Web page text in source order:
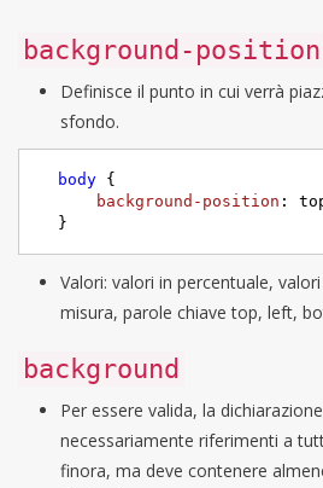
background-position
Definisce il punto in cui verrà
sfondo.
body {
background-position :
}
Valori: valori in percentuale,
misura, parole chiave top, left,
background
Per essere valida, la
necessariamente riferimenti a
finora, ma deve contenere